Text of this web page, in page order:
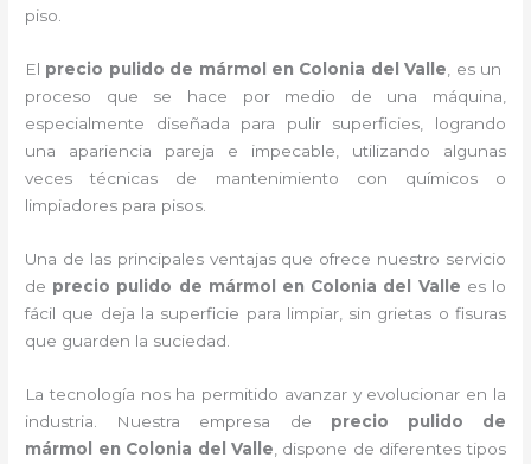
piso.
El precio pulido de mármol en Colonia del Valle , es un
proceso que se hace por medio de una máquina,
especialmente diseñada para pulir superficies, logrando
una apariencia pareja e impecable, utilizando algunas
veces técnicas de mantenimiento con químicos o
limpiadores para pisos.
Una de las principales ventajas que ofrece nuestro servicio
de precio pulido de mármol en Colonia del Valle es lo
fácil que deja la superficie para limpiar, sin grietas o fisuras
que guarden la suciedad.
La tecnología nos ha permitido avanzar y evolucionar en la
industria. Nuestra empresa de precio pulido de
mármol
en Colonia del Valle , dispone de diferentes tipos